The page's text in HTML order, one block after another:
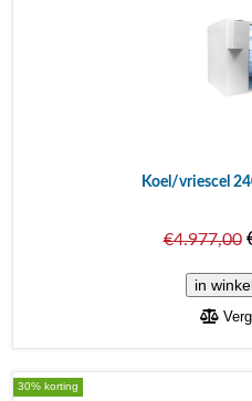
Koel/vriescel
€4.977,00
30% korting